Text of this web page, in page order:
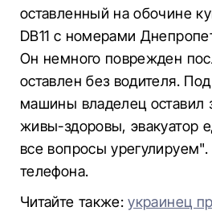
оставленный на обочине
DB11 с номерами
Он немного поврежден
оставлен без водителя.
машины владелец оставил
живы-здоровы, эвакуатор
все вопросы
телефона.
Читайте также:украинец